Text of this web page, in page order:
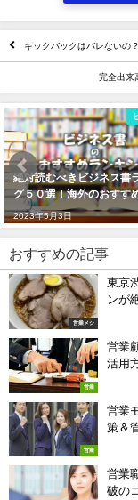
キックバックはバレないの
完全出来
リクルートのヨミ表を営
しよう！ヨミ会の実施方
説！
おすすめの記事
営業メシ
東京
ンが
営業
営業
活用
営業
営業
策＆
営業
破の